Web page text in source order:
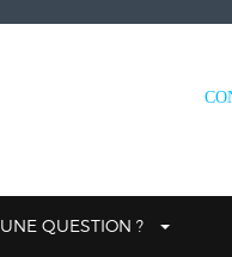
UNE QUESTION ?